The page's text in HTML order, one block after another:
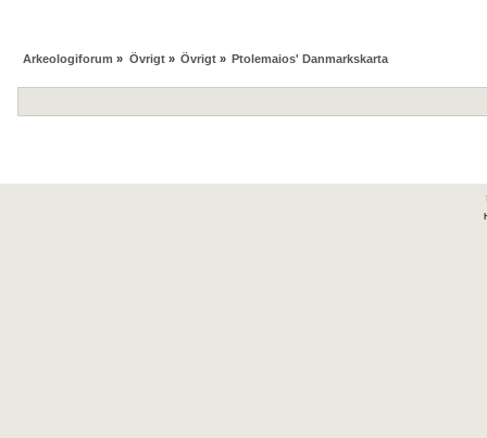
Arkeologiforum » Övrigt» Övrigt» Ptolemaios' Danmarkskarta